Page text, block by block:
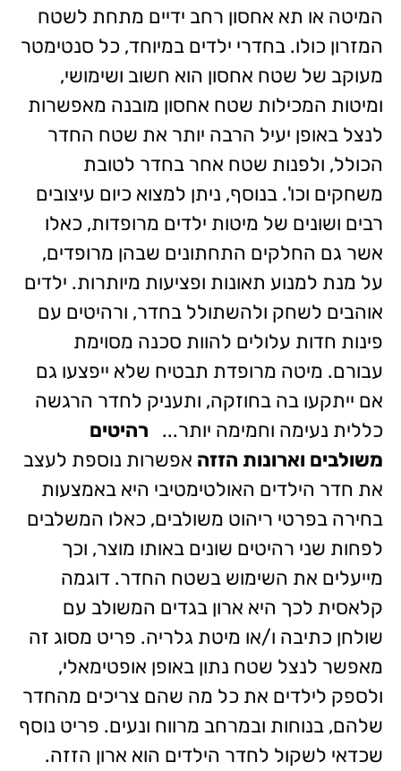
המיטה או תא אחסון רחב ידיים מתחת לשטח
המזרון כולו. בחדרי ילדים במיוחד, כל סנטימטר
מעוקב של שטח אחסון הוא חשוב ושימושי,
ומיטות המכילות שטח אחסון מובנה מאפשרות
לנצל באופן יעיל הרבה יותר את שטח החדר
הכולל, ולפנות שטח אחר בחדר לטובת
משחקים וכו'. בנוסף, ניתן למצוא כיום עיצובים
רבים ושונים של מיטות ילדים מרופדות, כאלו
אשר גם החלקים התחתונים שבהן מרופדים,
על מנת למנוע תאונות ופציעות מיותרות. ילדים
אוהבים לשחק ולהשתולל בחדר, ורהיטים עם
פינות חדות עלולים להוות סכנה מסוימת
עבורם. מיטה מרופדת תבטיח שלא ייפצעו גם
אם ייתקעו בה בחוזקה, ותעניק לחדר הרגשה
כללית נעימה וחמימה יותר... רהיטים
משולבים וארונות הזזה אפשרות נוספת לעצב
את חדר הילדים האולטימטיבי היא באמצעות
בחירה בפרטי ריהוט משולבים, כאלו המשלבים
לפחות שני רהיטים שונים באותו מוצר, וכך
מייעלים את השימוש בשטח החדר. דוגמה
קלאסית לכך היא ארון בגדים המשולב עם
שולחן כתיבה ו/או מיטת גלריה. פריט מסוג זה
מאפשר לנצל שטח נתון באופן אופטימאלי,
ולספק לילדים את כל מה שהם צריכים מהחדר
שלהם, בנוחות ובמרחב מרווח ונעים. פריט נוסף
שכדאי לשקול לחדר הילדים הוא ארון הזזה.